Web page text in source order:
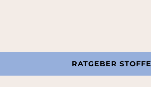
RATGEBER STOFFE